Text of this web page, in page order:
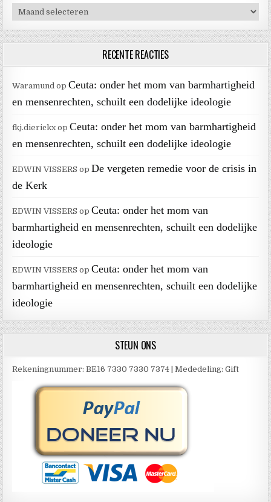
Archieven
RECENTE REACTIES
Waramund opCeuta: onder het mom van barmhartigheid
en mensenrechten, schuilt een dodelijke ideologie
fkj.dierickx opCeuta: onder het mom van barmhartigheid
en mensenrechten, schuilt een dodelijke ideologie
EDWIN VISSERS op De vergeten remedie voor de crisis in
de Kerk
EDWIN VISSERS opCeuta: onder het mom van
barmhartigheid en mensenrechten, schuilt een dodelijke
ideologie
EDWIN VISSERS opCeuta: onder het mom van
barmhartigheid en mensenrechten, schuilt een dodelijke
ideologie
STEUN ONS
Rekeningnummer: BE16 7330 7330 7374 | Mededeling: Gift